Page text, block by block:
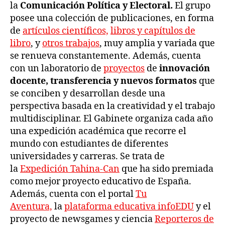
la Comunicación Política y Electoral. El grupo
posee una colección de publicaciones, en forma
de artículos científicos, libros y capítulos de
libro, yotros trabajos, muy amplia y variada que
se renueva constantemente. Además, cuenta
con un laboratorio de proyectos de innovación
docente, transferencia y nuevos formatos que
se conciben y desarrollan desde una
perspectiva basada en la creatividad y el trabajo
multidisciplinar. El Gabinete organiza cada año
una expedición académica que recorre el
mundo con estudiantes de diferentes
universidades y carreras. Se trata de
laExpedición Tahina-Can que ha sido premiada
como mejor proyecto educativo de España.
Además, cuenta con el portalTu
Aventura, laplataforma educativa infoEDUy el
proyecto de newsgames y cienciaReporteros de